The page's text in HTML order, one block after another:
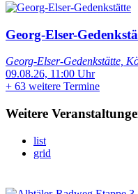
Georg-Elser-
Georg-Elser-Gedenkstätte,
09.08.26, 11:00 Uhr
+ 63 weitere Termine
Weitere
list
grid